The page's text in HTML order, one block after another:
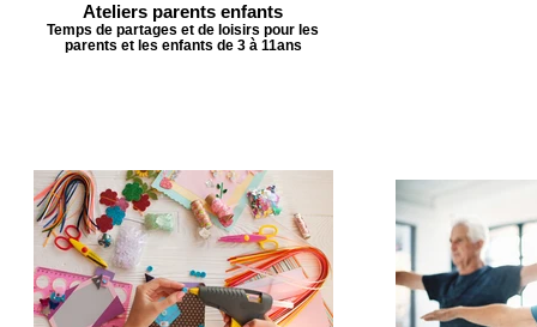
Ateliers parents enfants
Temps de partages et de loisirs pour les
parents et les enfants de 3 à 11ans